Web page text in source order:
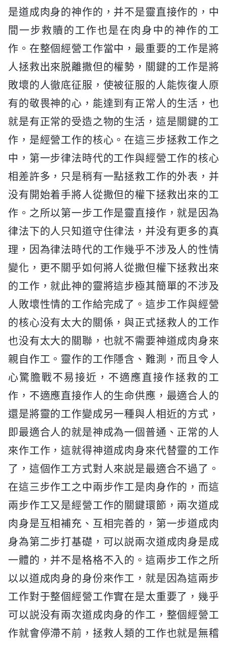
是道成肉身的神作的，并不是靈直接作的，中
間一步救贖的工作也是在肉身中的神作的工
作。在整個經營工作當中，最重要的工作是將
人拯救出來脱離撒但的權勢，關鍵的工作是將
敗壞的人徹底征服，使被征服的人能恢復人原
有的敬畏神的心，能達到有正常人的生活，也
就是有正常的受造之物的生活，這是關鍵的工
作，是經營工作的核心。在這三步拯救工作之
中，第一步律法時代的工作與經營工作的核心
相差許多，只是稍有一點拯救工作的外表，并
没有開始着手將人從撒但的權下拯救出來的工
作。之所以第一步工作是靈直接作，就是因為
律法下的人只知道守住律法，并没有更多的真
理，因為律法時代的工作幾乎不涉及人的性情
變化，更不關乎如何將人從撒但權下拯救出來
的工作，就此神的靈將這步極其簡單的不涉及
人敗壞性情的工作給完成了。這步工作與經營
的核心没有太大的關係，與正式拯救人的工作
也没有太大的關聯，也就不需要神道成肉身來
親自作工。靈作的工作隱含、難測，而且令人
心驚膽戰不易接近，不適應直接作拯救的工
作，不適應直接作人的生命供應，最適合人的
還是將靈的工作變成另一種與人相近的方式，
即最適合人的就是神成為一個普通、正常的人
來作工作，這就得神道成肉身來代替靈的工作
了，這個作工方式對人來説是最適合不過了。
在這三步作工之中兩步作工是肉身作的，而這
兩步作工又是經營工作的關鍵環節，兩次道成
肉身是互相補充、互相完善的，第一步道成肉
身為第二步打基礎，可以説兩次道成肉身是成
一體的，并不是格格不入的。這兩步工作之所
以以道成肉身的身份來作工，就是因為這兩步
工作對于整個經營工作實在是太重要了，幾乎
可以説没有兩次道成肉身的作工，整個經營工
作就會停滯不前，拯救人類的工作也就是無稽